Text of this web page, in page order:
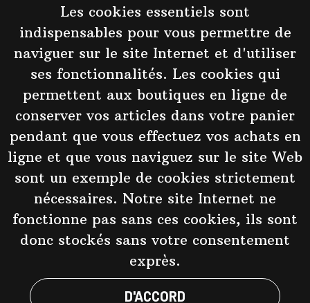
Les cookies essentiels sont
indispensables pour vous permettre de
naviguer sur le site Internet et d'utiliser
ses fonctionnalités. Les cookies qui
permettent aux boutiques en ligne de
conserver vos articles dans votre panier
pendant que vous effectuez vos achats en
ligne et que vous naviguez sur le site Web
sont un exemple de cookies strictement
nécessaires. Notre site Internet ne
fonctionne pas sans ces cookies, ils sont
donc stockés sans votre consentement
exprès.
D'ACCORD
Taste of Koli
Ylä-Kolintie 1, 83960 Koli
+358 40 538 4793
Y-tunnus 2452468-5
Facebook
Kolin Ryynänen
Kolin Panimo